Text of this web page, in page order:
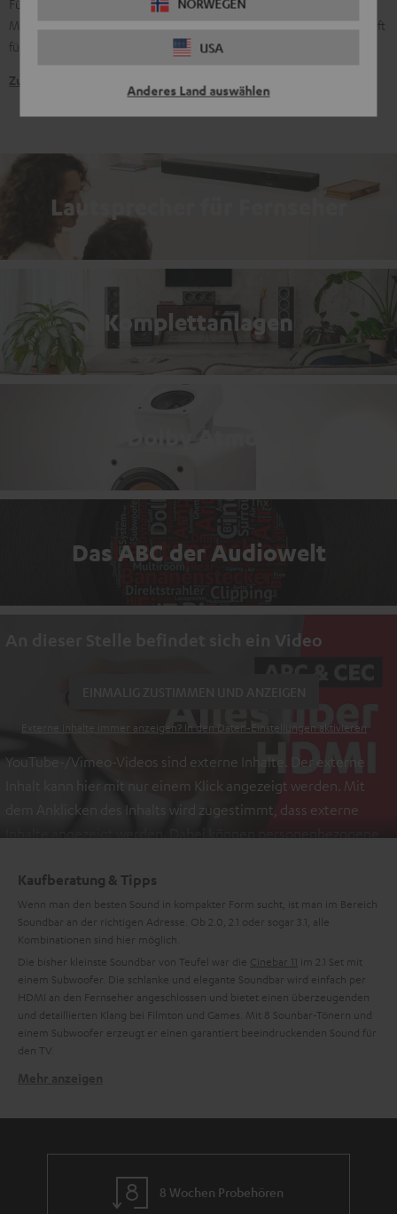
USA
Anderes Land auswählen
Für alle, die kein "Oder" wollen, sondern besten Sound für alles:
Musik, Film, TV, Gaming, Streaming, YouTube & Co. Pure Leidenschaft
für den Klang.
Zu den Produkten
Lautsprecher für Fernseher
Komplettanlagen
Dolby Atmos
Das ABC der Audiowelt
An dieser Stelle befindet sich ein Video
Externe Inhalte immer anzeigen? In den Daten‑Einstellungen aktivieren
YouTube-/Vimeo-Videos sind externe Inhalte. Der externe
Inhalt kann hier mit nur einem Klick angezeigt werden. Mit
dem Anklicken des Inhalts wird zugestimmt, dass externe
Inhalte angezeigt werden. Dabei können personenbezogene
Informationen sind in der Datenschutzerklärung unter I zu
finden
Kaufberatung & Tipps
Wenn man den besten Sound in kompakter Form sucht, ist man im Bereich
Soundbar an der richtigen Adresse. Ob 2.0, 2.1 oder sogar 3.1, alle
Kombinationen sind hier möglich.
Die bisher kleinste Soundbar von Teufel war die Cinebar 11 im 2.1 Set mit
einem Subwoofer. Die schlanke und elegante Soundbar wird einfach per
HDMI an den Fernseher angeschlossen und bietet einen überzeugenden
und detaillierten Klang bei Filmton und Games. Mit 8 Sounbar-Tönern und
einem Subwoofer erzeugt er einen garantiert beeindruckenden Sound für
den TV.
Raumklang. Ebenfalls enthalten sind Bluetooth, HDMI CEC und ARC, Line-
In, ein optischer Digitaleingang und eine Fernbedienung.
8 Wochen Probehören